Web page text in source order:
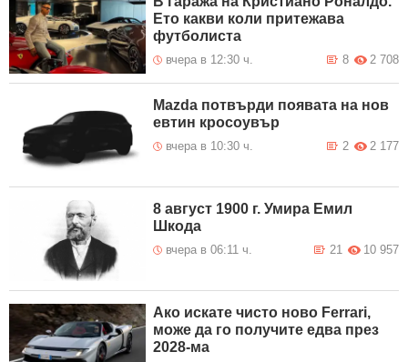
8 Август 2026
23:19
Временно движението по път II-
16 Своге – Ребърково в участъка
Гара Лакатник – Оплетня при км
при км 29+500 се осъществява
двупосочно в една лента поради
паднали камъни на пътното
8 Август 2026
22:50
Възстановено е движението по
път I-1 Видин – Монтана в
района на разклона за
Плешивец при км 64+160.
8 Август 2026
София посока София при км
129+200.
Ето какви коли притежава
футболиста
вчера в 12:30 ч. 2 708
8
Mazda потвърди появата на нов
евтин кросоувър
вчера в 10:30 ч. 2 177
2
8 август 1900 г. Умира Емил
Шкода
вчера в 06:11 ч. 10 957
21
Ако искате чисто ново Ferrari,
може да го получите едва през
2028-ма